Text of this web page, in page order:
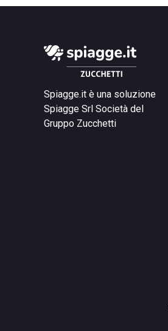
Spiagge.it è una soluzione
Spiagge Srl Società del
Gruppo Zucchetti